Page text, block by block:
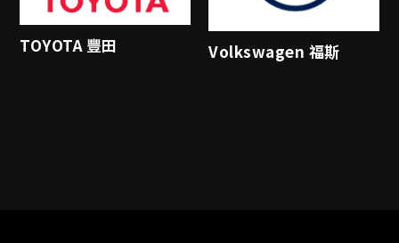
TOYOTA 豐田 Volkswagen 福斯